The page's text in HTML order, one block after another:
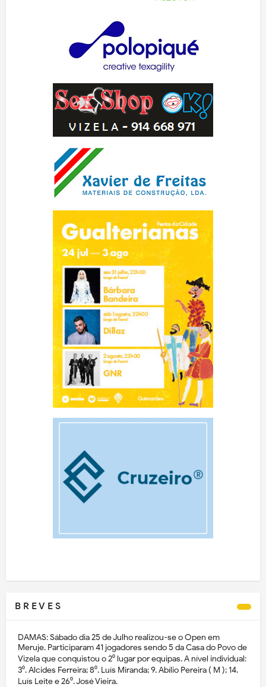
B R E V E S
DAMAS: Sábado dia 25 de Julho realizou-se o Open em
Meruje. Participaram 41 jogadores sendo 5 da Casa do Povo de
Vizela que conquistou o 2⁰ lugar por equipas. A nível individual:
3⁰. Alcides Ferreira; 8⁰. Luís Miranda; 9. Abílio Pereira ( M ); 14.
Luís Leite e 26⁰. José Vieira.